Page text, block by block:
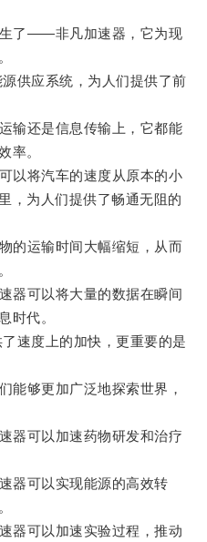
了——非凡加速器，它为现
应系统，为人们提供了前
还是信息传输上，它都能
率。
将汽车的速度从原本的小
，为人们提供了畅通无阻的
运输时间大幅缩短，从而
可以将大量的数据在瞬间
时代。
度上的加快，更重要的是
够更加广泛地探索世界，
可以加速药物研发和治疗
可以实现能源的高效转
可以加速实验过程，推动